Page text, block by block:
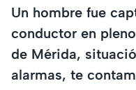
Un hombre fue
conductor en
de Mérida,
alarmas, te